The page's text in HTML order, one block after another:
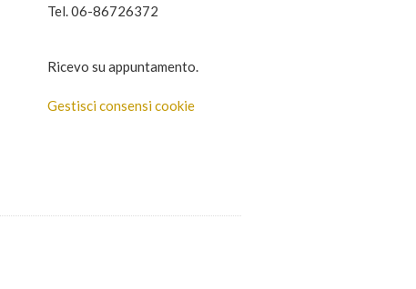
Tel. 06-86726372
Ricevo su appuntamento.
Gestisci consensi cookie